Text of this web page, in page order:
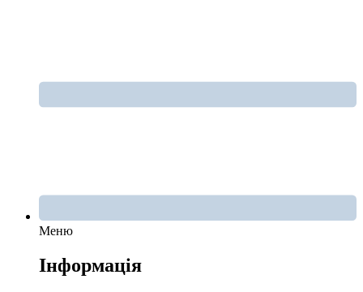
Меню
Інформація